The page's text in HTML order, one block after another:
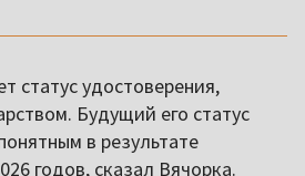
статус удостоверения,
Будущий его статус
в результате
годов, сказал Вячорка.